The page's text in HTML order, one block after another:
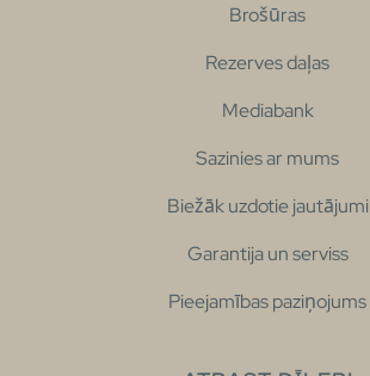
Brošūras
Rezerves daļas
Mediabank
Sazinies ar mums
Biežāk uzdotie jautājumi
Garantija un serviss
Pieejamības paziņojums